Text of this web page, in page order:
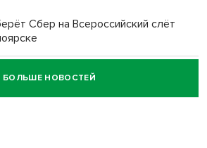
Сбер на Всероссийский слёт
обеспечит
ЕДГ в Новосибирской
БОЛЬШЕ НОВОСТЕЙ